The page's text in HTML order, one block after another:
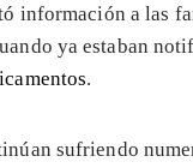
información a las
ya estaban
.
sufriendo